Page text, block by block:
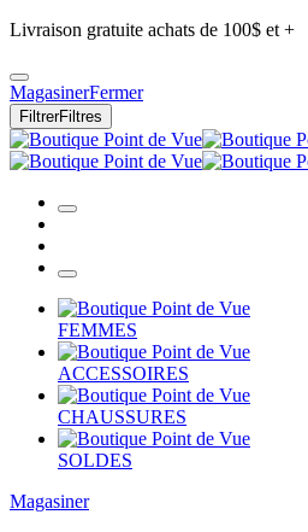
Livraison gratuite achats de 100$ et +
MagasinerFermer
FiltrerFiltres
FEMMES
ACCESSOIRES
CHAUSSURES
SOLDES
Magasiner